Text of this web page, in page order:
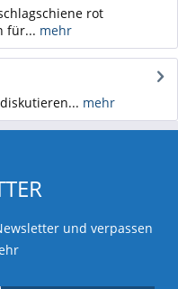
rot
für... mehr
mehr
und verpassen